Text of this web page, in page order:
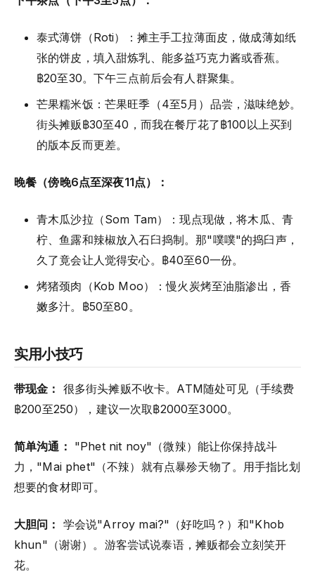
泰式薄饼（Roti）：摊主手工拉薄面皮，做成薄如纸
张的饼皮，填入甜炼乳、能多益巧克力酱或香蕉。
฿20至30。下午三点前后会有人群聚集。
芒果糯米饭：芒果旺季（4至5月）品尝，滋味绝妙。
街头摊贩฿30至40，而我在餐厅花了฿100以上买到
的版本反而更差。
晚餐（傍晚6点至深夜11点）：
青木瓜沙拉（Som Tam）：现点现做，将木瓜、青
柠、鱼露和辣椒放入石臼捣制。那"噗噗"的捣臼声，
久了竟会让人觉得安心。฿40至60一份。
烤猪颈肉（Kob Moo）：慢火炭烤至油脂渗出，香
嫩多汁。฿50至80。
实用小技巧
带现金： 很多街头摊贩不收卡。ATM随处可见（手续费
฿200至250），建议一次取฿2000至3000。
简单沟通： "Phet nit noy"（微辣）能让你保持战斗
力，"Mai phet"（不辣）就有点暴殄天物了。用手指比划
想要的食材即可。
大胆问： 学会说"Arroy mai?"（好吃吗？）和"Khob
khun"（谢谢）。游客尝试说泰语，摊贩都会立刻笑开
花。